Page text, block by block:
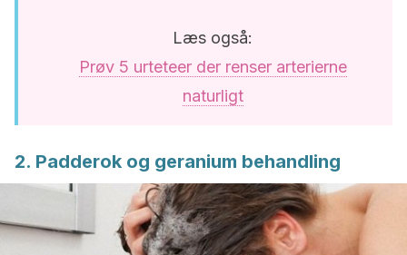
Læs også:
Prøv 5 urteteer der renser arterierne
naturligt
2. Padderok og geranium behandling